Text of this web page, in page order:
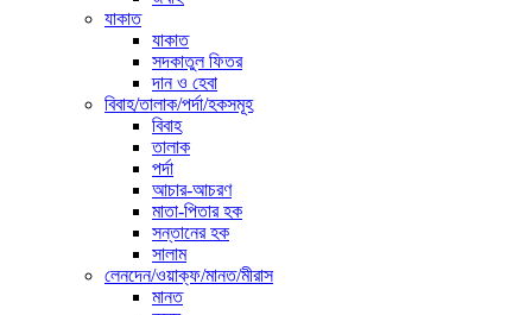
যাকাত
যাকাত
সদকাতুল ফিতর
দান ও হেবা
বিবাহ/তালাক/পর্দা/হকসমূহ
বিবাহ
তালাক
পর্দা
আচার-আচরণ
মাতা-পিতার হক
সন্তানের হক
সালাম
লেনদেন/ওয়াক্ফ/মানত/মীরাস
মানত